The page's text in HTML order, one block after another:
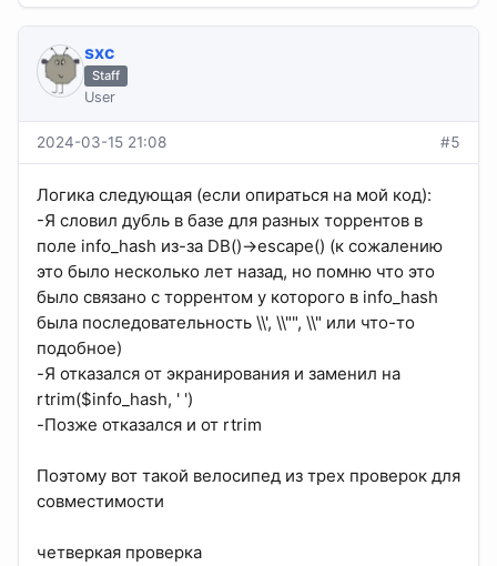
sхс
Staff
User
2024-03-15 21:08 #5
Логика следующая (если опираться на мой код):
-Я словил дубль в базе для разных торрентов в
поле info_hash из-за DB()->escape() (к сожалению
это было несколько лет назад, но помню что это
было связано с торрентом у которого в info_hash
была последовательность \\', \\"", \\" или что-то
подобное)
-Я отказался от экранирования и заменил на
rtrim($info_hash, ' ')
-Позже отказался и от rtrim
Поэтому вот такой велосипед из трех проверок для
совместимости
четверкая проверка